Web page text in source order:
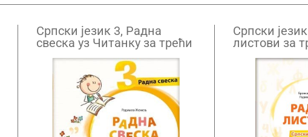
Српски језик 3, Радна
свеска уз Читанку за трећи
разред
Српски
листови за